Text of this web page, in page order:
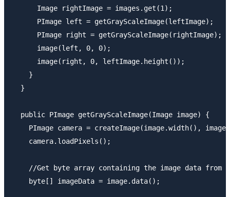
      Image rightImage = images.get(1);
      PImage left = getGrayScaleImage(leftImage);
      PImage right = getGrayScaleImage(rightImage);
      image(left, 0, 0);
      image(right, 0, leftImage.height());
    }
  }
  public PImage getGrayScaleImage(Image image) {
PImage camera = createImage(image.width(),
    camera.loadPixels();
//Get byte array containing the image data from
    byte[] imageData = image.data();